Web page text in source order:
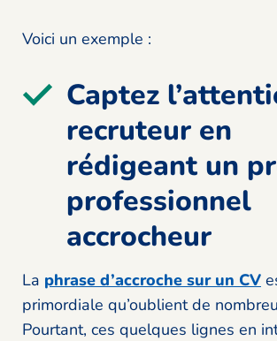
Voici un exemple :
Captez
recruteur en
rédigeant un
professionnel
accrocheur
La phrase d’accroche sur un CV
primordiale qu’oublient de
Pourtant, ces quelques lignes en